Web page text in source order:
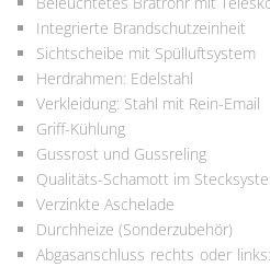
Integrierte Brandschutzeinheit
Sichtscheibe mit Spülluftsystem
Herdrahmen: Edelstahl
Verkleidung: Stahl mit Rein-Email
Griff-Kühlung
Gussrost und Gussreling
Qualitäts-Schamott im
Verzinkte Aschelade
Durchheize (Sonderzubehör)
Abgasanschluss rechts oder